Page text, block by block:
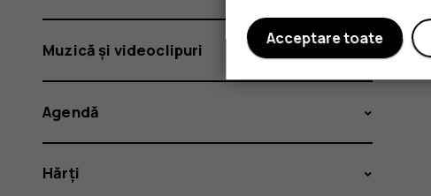
Muzică și videoclipuri
Agendă
Hărți
Acceptare toate